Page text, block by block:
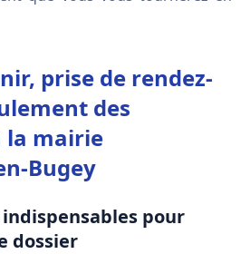
prise de rendez-
des
la mairie
Bugey
pour
dossier